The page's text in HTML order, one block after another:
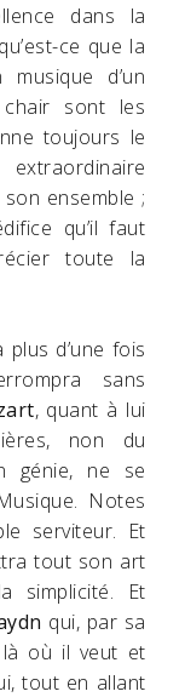
dans la
ce que la
d’un
sont les
toujours le
ensemble ;
qu’il faut
toute la
plus d’une fois
sans
, quant à lui
non du
génie, ne se
Notes
serviteur. Et
tout son art
simplicité. Et
qui, par sa
là où il veut et
tout en allant